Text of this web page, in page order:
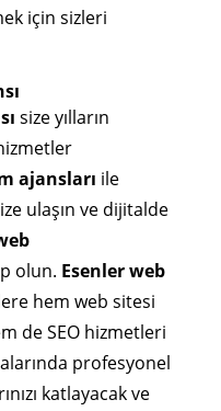
için sizleri
size yılların
ajansları ile
ulaşın ve dijitalde
olun. Esenler web
hem web sitesi
de SEO hizmetleri
profesyonel
katlayacak ve